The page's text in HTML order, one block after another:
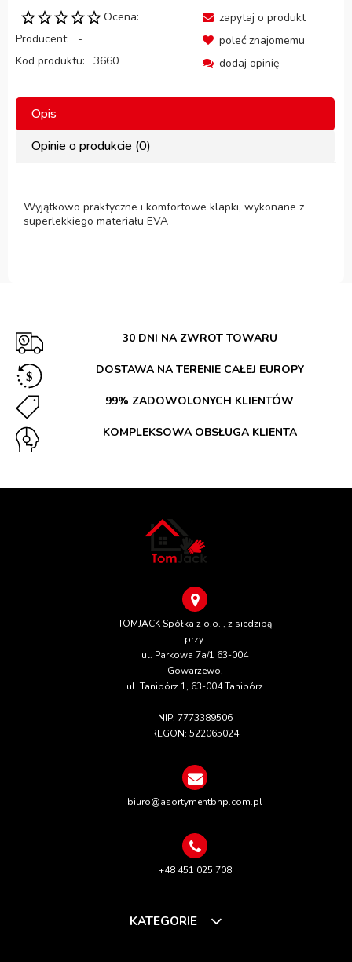
Ocena:
Producent:
-
Kod produktu:
3660
zapytaj o produkt
poleć znajomemu
dodaj opinię
Opis
Opinie o produkcie (0)
Wyjątkowo praktyczne i komfortowe klapki, wykonane z
superlekkiego materiału EVA
30 DNI NA ZWROT TOWARU
DOSTAWA NA TERENIE CAŁEJ EUROPY
99% ZADOWOLONYCH KLIENTÓW
KOMPLEKSOWA OBSŁUGA KLIENTA
TOMJACK Spółka z o.o. , z siedzibą
przy:
ul. Parkowa 7a/1 63-004
Gowarzewo,
ul. Tanibórz 1, 63-004 Tanibórz
NIP: 7773389506
REGON: 522065024
biuro@asortymentbhp.com.pl
+48 451 025 708
KATEGORIE